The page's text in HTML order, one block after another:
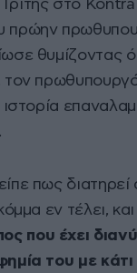
στο
πρώην
θυμίζοντας
τον
πως
εν τέλει,
που έχει
του με κάτι